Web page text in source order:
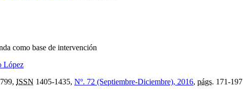
como base de intervención
López
ISSN 1405-1435, Nº. 72 (Septiembre-Diciembre), 2016, págs. 171-197